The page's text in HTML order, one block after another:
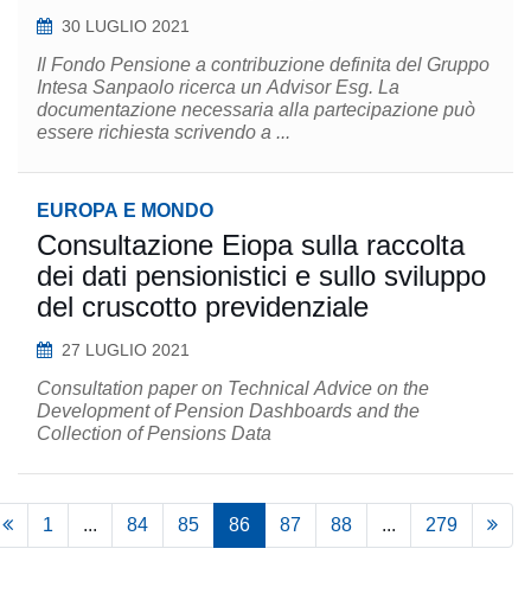
30 LUGLIO 2021
Il Fondo Pensione a contribuzione definita del Gruppo
Intesa Sanpaolo ricerca un Advisor Esg. La
documentazione necessaria alla partecipazione può
essere richiesta scrivendo a ...
EUROPA E MONDO
Consultazione Eiopa sulla raccolta
dei dati pensionistici e sullo sviluppo
del cruscotto previdenziale
27 LUGLIO 2021
Consultation paper on Technical Advice on the
Development of Pension Dashboards and the
Collection of Pensions Data
1 ... 84 85 86 87 88 ... 279